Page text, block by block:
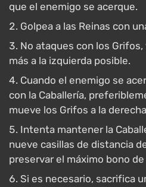
que el enemigo se acerque.
Golpea a las Reinas con
No ataques con los Grifos,
más a la izquierda posible.
Cuando el enemigo se
con la Caballería,
mueve los Grifos a la
Intenta mantener la
nueve casillas de distancia
preservar el máximo bono
Si es necesario, sacrifica